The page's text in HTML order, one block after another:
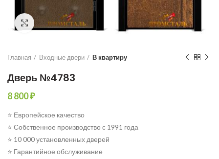
Click to enlarge
Главная Входные двери В квартиру
Дверь №4783
8 800₽
⭐ Европейское качество
⭐ Собственное производство с 1991 года
⭐ 10 000 установленных дверей
⭐ Гарантийное обслуживание